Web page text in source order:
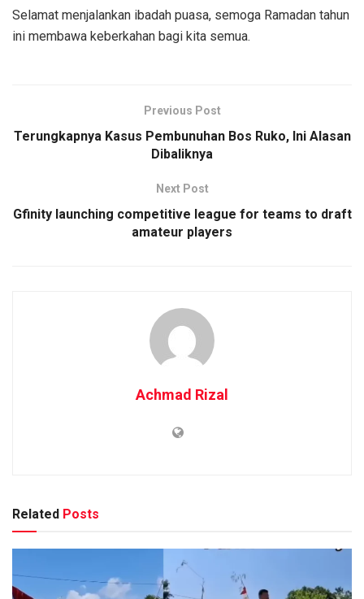
Selamat menjalankan ibadah puasa, semoga Ramadan tahun
ini membawa keberkahan bagi kita semua.
Previous Post
Terungkapnya Kasus Pembunuhan Bos Ruko, Ini Alasan
Dibaliknya
Next Post
Gfinity launching competitive league for teams to draft
amateur players
Achmad Rizal
Related Posts